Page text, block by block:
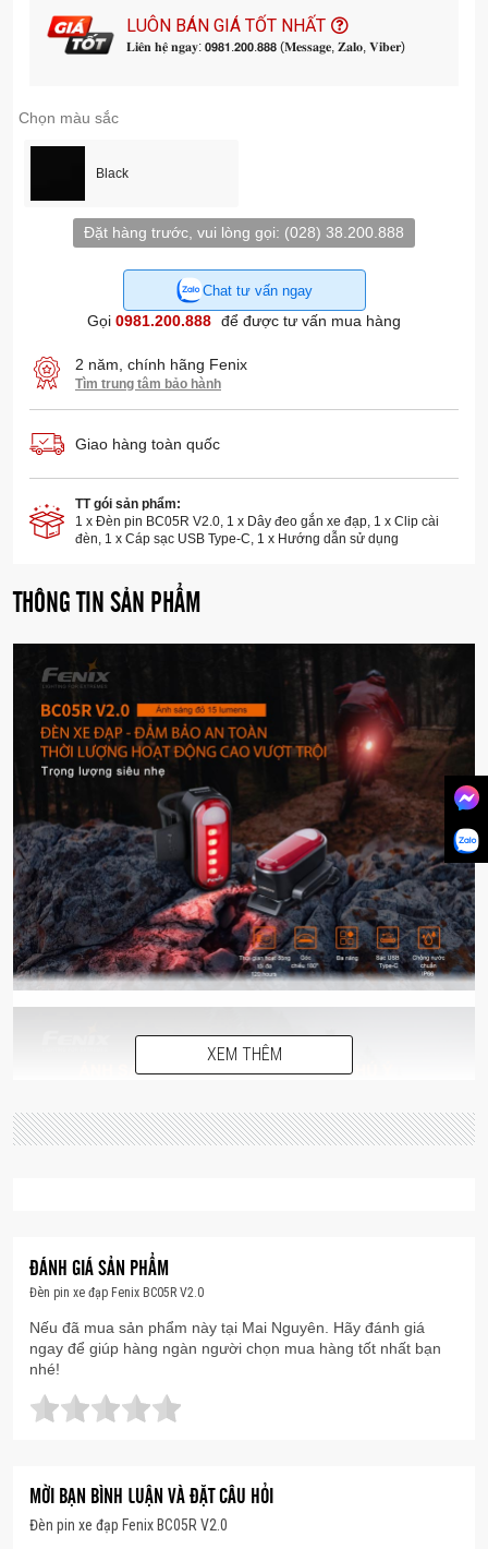
LUÔN BÁN GIÁ TỐT NHẤT
𝐋𝐢𝐞̂𝐧 𝐡𝐞̣̂ 𝐧𝐠𝐚𝐲: 𝟬𝟵𝟴𝟭.𝟮𝟬𝟬.𝟴𝟴𝟴 (𝐌𝐞𝐬𝐬𝐚𝐠𝐞, 𝐙𝐚𝐥𝐨, 𝐕𝐢𝐛𝐞𝐫)
Chọn màu sắc
Black
Đặt hàng trước, vui lòng gọi: (028) 38.200.888
Chat tư vấn ngay
Gọi 0981.200.888 để được tư vấn mua hàng
2 năm, chính hãng Fenix
Tìm trung tâm bảo hành
Giao hàng toàn quốc
TT gói sản phẩm:
1 x Đèn pin BC05R V2.0, 1 x Dây đeo gắn xe đạp, 1 x Clip cài
đèn, 1 x Cáp sạc USB Type-C, 1 x Hướng dẫn sử dụng
THÔNG TIN SẢN PHẨM
XEM THÊM
ĐÁNH GIÁ SẢN PHẨM
Đèn pin xe đạp Fenix BC05R V2.0
Nếu đã mua sản phẩm này tại Mai Nguyên. Hãy đánh giá
ngay để giúp hàng ngàn người chọn mua hàng tốt nhất bạn
nhé!
MỜI BẠN BÌNH LUẬN VÀ ĐẶT CÂU HỎI
Đèn pin xe đạp Fenix BC05R V2.0